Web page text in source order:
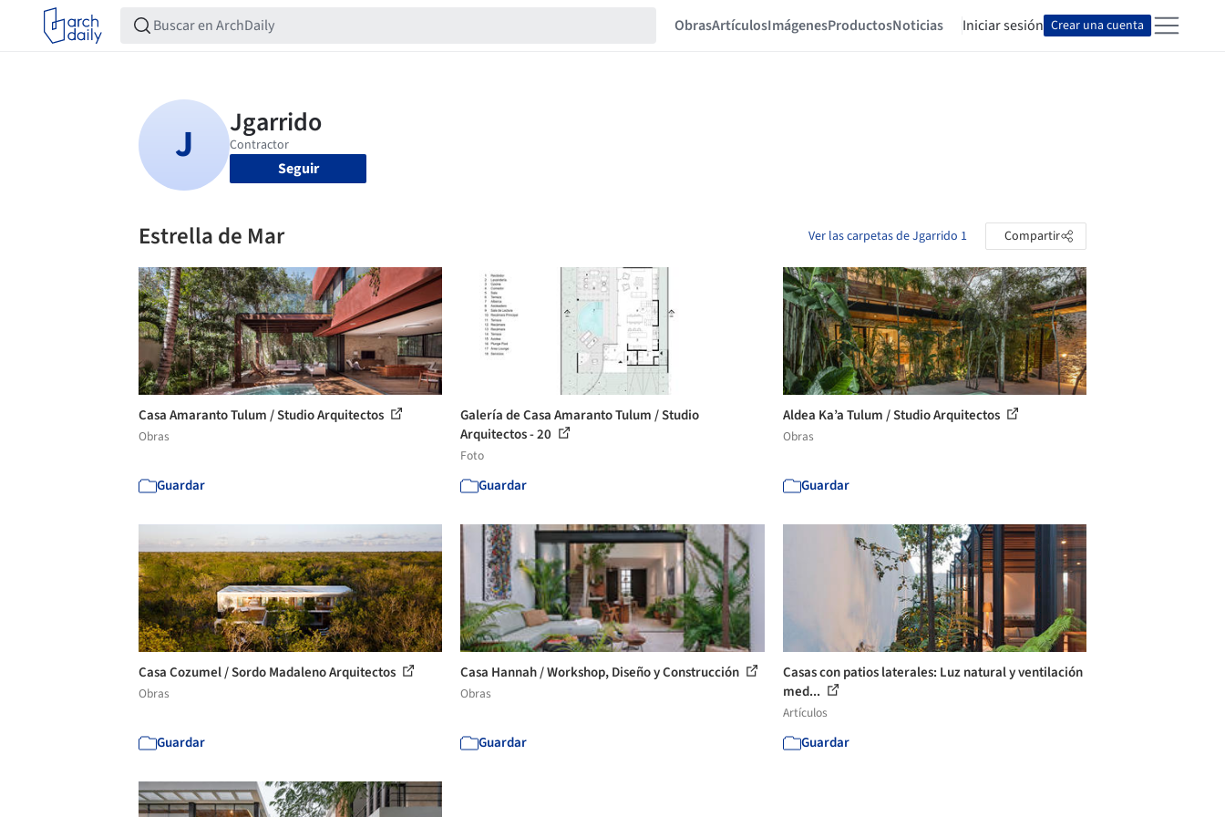
ObrasArtículosImágenesProductosNoticias Iniciar sesión Crear una cuenta
Seguir
Estrella de Mar Ver las carpetas de Jgarrido 1 Compartir
Casa Amaranto Tulum / Studio Arquitectos
Obras
Guardar
Galería de Casa Amaranto Tulum / Studio
Arquitectos - 20
Foto
Guardar
Aldea Ka’a Tulum / Studio Arquitectos
Obras
Guardar
Casa Cozumel / Sordo Madaleno Arquitectos
Obras
Guardar
Casa Hannah / Workshop, Diseño y Construcción
Obras
Guardar
Casas con patios laterales: Luz natural y ventilación
med...
Artículos
Guardar